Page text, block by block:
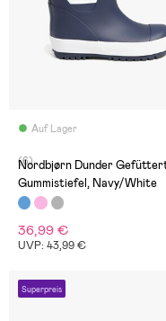
Auf Lager
(6)
Nordbjørn Dunder
Gummistiefel, Navy/White
36,99 €
UVP: 43,99 €
Superpreis